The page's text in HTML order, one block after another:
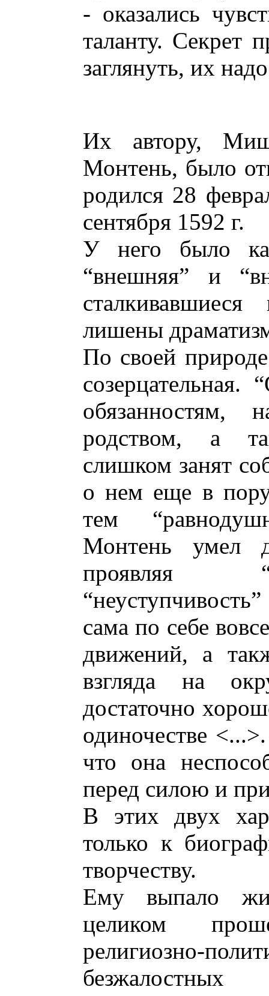
- оказались
таланту. Секрет
заглянуть, их
Их автору,
Монтень, было
родился 28
сентября 1592 г.
У него было
“внешняя” и
лишены
По своей
обязанностям,
родством, а
слишком занят
о нем еще в
тем
Монтень умел
проявляя
сама по себе
движений, а
взгляда на
достаточно
одиночестве
что она
перед силою и
В этих двух
только к
творчеству.
Ему выпало
целиком
религиозно-